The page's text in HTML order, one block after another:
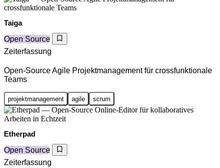
Taiga
Open Source
Zeiterfassung
Open-Source Agile Projektmanagement für crossfunktionale
Teams
projektmanagement agile scrum
Etherpad
Open Source
Zeiterfassung